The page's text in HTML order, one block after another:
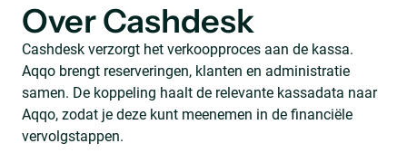
Over Cashdesk
Cashdesk verzorgt het verkoopproces aan de kassa.
Aqqo brengt reserveringen, klanten en administratie
samen. De koppeling haalt de relevante kassadata naar
Aqqo, zodat je deze kunt meenemen in de financiële
vervolgstappen.